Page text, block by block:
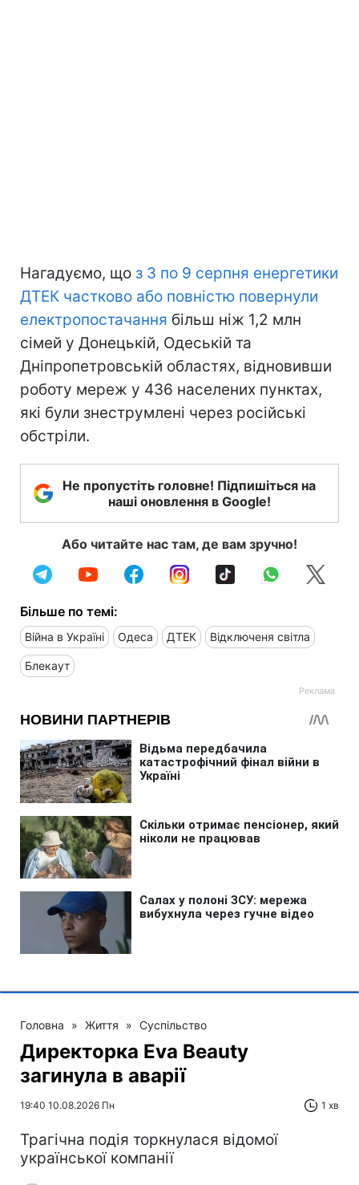
Нагадуємо, що з 3 по 9 серпня енергетики
ДТЕК частково або повністю повернули
електропостачання більш ніж 1,2 млн
сімей у Донецькій, Одеській та
Дніпропетровській областях, відновивши
роботу мереж у 436 населених пунктах,
які були знеструмлені через російські
обстріли.
Не пропустіть головне! Підпишіться на
наші оновлення в Google!
Або читайте нас там, де вам зручно!
Більше по темі:
Війна в Україні Одеса ДТЕК Відключеня світла
Блекаут
Головна » Життя » Суспільство
Директорка Eva Beauty
загинула в аварії
19:40 10.08.2026 Пн 1 хв
Трагічна подія торкнулася відомої
української компанії